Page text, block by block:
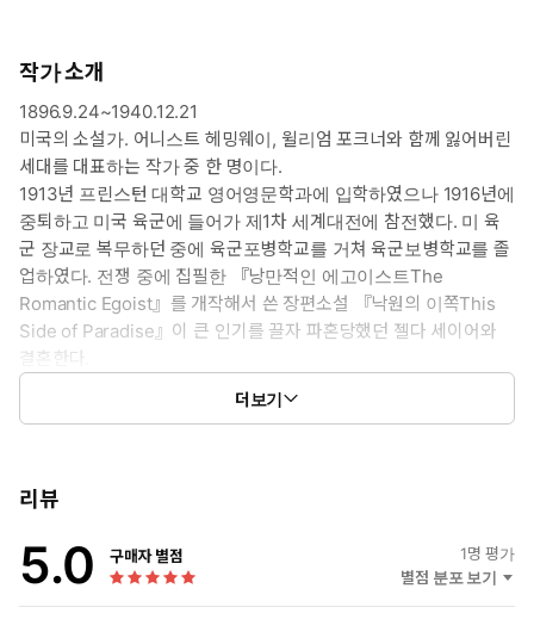
별 볼 일 없는 농부의 아들로 태어난 제임스 개츠는 자신이 꿈꾸
엄청난 부를 축적한 개츠비는 매일 밤 수백 명의 인파를 초대해
호사스러운 파티를 즐긴다. 첫사랑인 데이지를 되찾기 위해 그녀
에게 다시 다가가지만, 돌이킬 수 없는 끔찍한 자동차 사고가 나
고 마는데….
작가 소개
1896.9.24~1940.12.21
미국의 소설가. 어니스트 헤밍웨이, 윌리엄 포크너와 함께 잃어버린
세대를 대표하는 작가 중 한 명이다.
1913년 프린스턴 대학교 영어영문학과에 입학하였으나 1916년에
중퇴하고 미국 육군에 들어가 제1차 세계대전에 참전했다. 미 육
군 장교로 복무하던 중에 육군포병학교를 거쳐 육군보병학교를 졸
업하였다. 전쟁 중에 집필한 『낭만적인 에고이스트The
Romantic Egoist』를 개작해서 쓴 장편소설 『낙원의 이쪽This
Side of Paradise』이 큰 인기를 끌자 파혼당했던 젤다 세이어와
결혼한다.
1922년에 두 번째 장편소설 『아름답고도 저주받은 사람들The
Beautiful and Damned』을 발표했고, 1925년에는 미국 문학 사
면서부터 스타 작가로 거듭난다. 이후로도 장편 소설을 쓰고자 했으
이 연재했다. 이후로 점차 알콜의존증과 신경쇠약 증세를 보이다가
1940년 12월에 심장마비로 사망했다.
더보기
리뷰
5.0 구매자 별점 1명 평가
별점 분포 보기